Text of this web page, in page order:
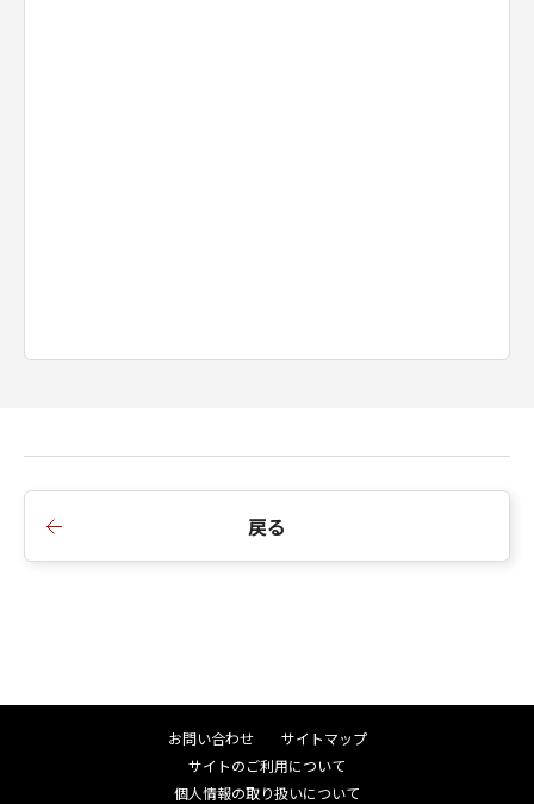
Shimomaruko 3-chome, Ohta-ku, Tokyo 146-
分離可能性
「本契約」のいずれかの条項またはその一部が
法律により無効であると決定された場合でも、
ヤノンのライセンサーが所定の条件に基づき第
三者から許諾を受けたソフトウェア・モジュー
ルが含まれています。該当するソフトウェア・
モジュールについては、「本契約」の条件は適
戻る
お問い合わせ
サイトマップ
サイトのご利用について
個人情報の取り扱いについて